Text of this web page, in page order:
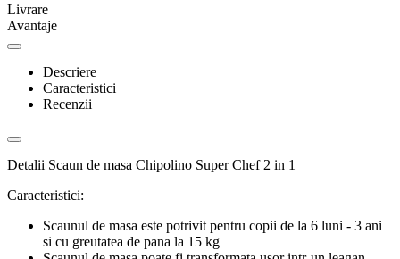
Livrare
Avantaje
Descriere
Caracteristici
Recenzii
Detalii Scaun de masa Chipolino Super Chef 2 in 1
Caracteristici:
Scaunul de masa este potrivit pentru copii de la 6 luni - 3 ani
si cu greutatea de pana la 15 kg